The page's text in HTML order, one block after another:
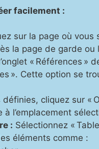
facilement :
sur la page où vous
la page de garde ou
« Références »
». Cette option se
cliquez sur «
à l’emplacement
: Sélectionnez «
éléments comme :